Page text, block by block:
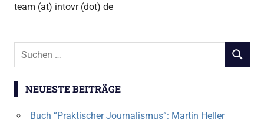
team (at) intovr (dot) de
Suchen
SUCHEN
NEUESTE BEITRÄGE
Buch “Praktischer Journalismus”: Martin Heller